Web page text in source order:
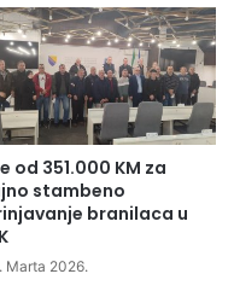
od 351.000 KM za
stambeno
branilaca u
Marta 2026.